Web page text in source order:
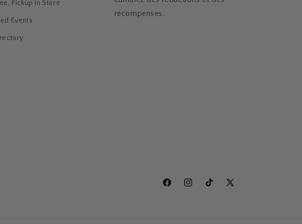
Pickup in Store
Events
récompenses.
FacebookInstagramTikTok
X